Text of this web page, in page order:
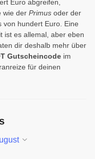
Euro abgreifen,
wie der Primusoder der
hundert Euro. Eine
ist es allemal, aber eben
dir deshalb mehr über
Gutscheincodeim
für deinen